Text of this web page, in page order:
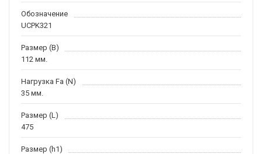
Обозначение
UCPK321
Размер (B)
112 мм.
Нагрузка Fa (N)
35 мм.
Размер (L)
475
Размер (h1)